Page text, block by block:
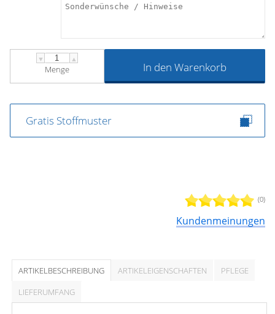
(0)
Kundenmeinungen
▼ ▲
Menge In den Warenkorb
Gratis Stoffmuster
ARTIKELBESCHREIBUNG ARTIKELEIGENSCHAFTEN
PFLEGE
LIEFERUMFANG